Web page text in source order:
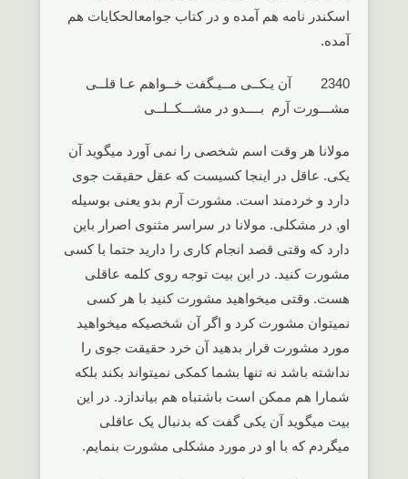
اسکندر نامه هم آمده و در کتاب جوامعالحکایات هم
آمده.
2340 آن یـکــی مــیـگفت خــواهم عـا قلــی
مشـــورت آرم بــــدو در مشـــکــلــی
مولانا هر وقت اسم شخصی را نمی آورد میگوید آن
یکی. عاقل در اینجا کسیست که عقل حقیقت جوی
دارد و خردمند است. مشورت آرم بدو یعنی بوسیله
او, در مشکلی. مولانا در سراسر مثنوی اصرار باین
دارد که وقتی قصد انجام کاری را دارید حتما با کسی
مشورت کنید. در این بیت توجه روی کلمه عاقلی
هست. وقتی میخواهید مشورت کنید با هر کسی
نمیتوان مشورت کرد و اگر آن شخصیکه میخواهید
مورد مشورت قرار بدهید آن خرد حقیقت جوی را
نداشته باشد نه تنها بشما کمکی نمیتواند بکند بلکه
شمارا هم ممکن است باشتباه هم بیاندازد. در این
بیت میگوید آن یکی گفت که بدنبال یک عاقلی
میگردم که با او در مورد مشکلی مشورت بنمایم.